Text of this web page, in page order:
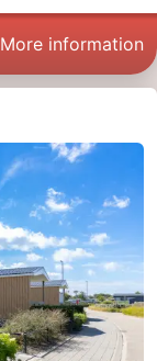
More information